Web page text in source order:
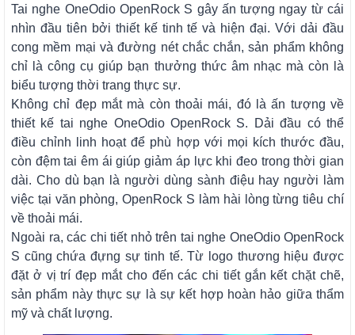
Tai nghe OneOdio OpenRock S gây ấn tượng ngay từ cái
nhìn đầu tiên bởi thiết kế tinh tế và hiện đại. Với dải đầu
cong mềm mại và đường nét chắc chắn, sản phẩm không
chỉ là công cụ giúp bạn thưởng thức âm nhạc mà còn là
biểu tượng thời trang thực sự.
Không chỉ đẹp mắt mà còn thoải mái, đó là ấn tượng về
thiết kế tai nghe OneOdio OpenRock S. Dải đầu có thể
điều chỉnh linh hoạt để phù hợp với mọi kích thước đầu,
còn đệm tai êm ái giúp giảm áp lực khi đeo trong thời gian
dài. Cho dù bạn là người dùng sành điệu hay người làm
việc tại văn phòng, OpenRock S làm hài lòng từng tiêu chí
về thoải mái.
Ngoài ra, các chi tiết nhỏ trên tai nghe OneOdio OpenRock
S cũng chứa đựng sự tinh tế. Từ logo thương hiệu được
đặt ở vị trí đẹp mắt cho đến các chi tiết gắn kết chặt chẽ,
sản phẩm này thực sự là sự kết hợp hoàn hảo giữa thẩm
mỹ và chất lượng.